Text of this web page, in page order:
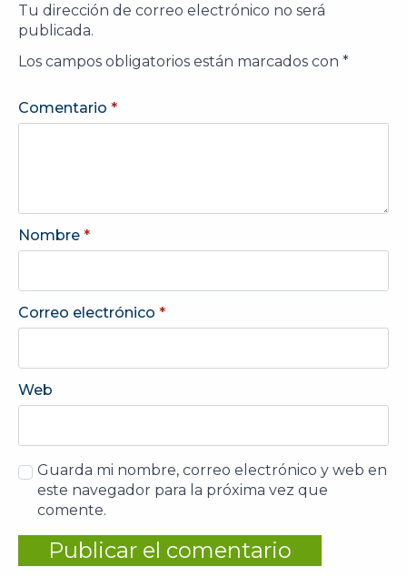
Tu dirección de correo electrónico no será
publicada.
Los campos obligatorios están marcados con *
Comentario *
Nombre *
Correo electrónico *
Web
Guarda mi nombre, correo electrónico y web en
este navegador para la próxima vez que
comente.